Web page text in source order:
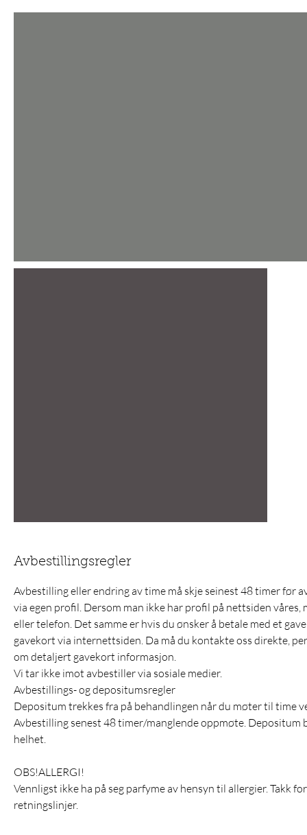
Avbestillingsregler
Avbestilling eller endring av time må skje seinest 48 timer før
via egen profil. Dersom man ikke har profil på nettsiden våres,
eller telefon. Det samme er hvis du ønsker å betale med et
gavekort via internettsiden. Da må du kontakte oss direkte,
om detaljert gavekort informasjon.
Vi tar ikke imot avbestiller via sosiale medier.
Avbestillings- og depositumsregler
Depositum trekkes fra på behandlingen når du møter til time
Avbestilling senest 48 timer/manglende oppmøte. Depositum
helhet.
OBS!ALLERGI!
Vennligst ikke ha på seg parfyme av hensyn til allergier. Takk
retningslinjer.